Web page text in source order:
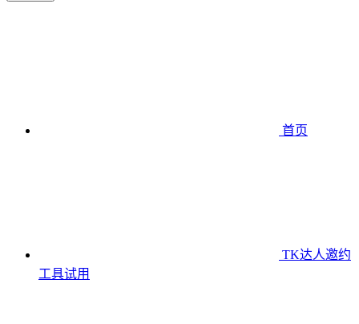
首页
TK达人邀约
工具试用